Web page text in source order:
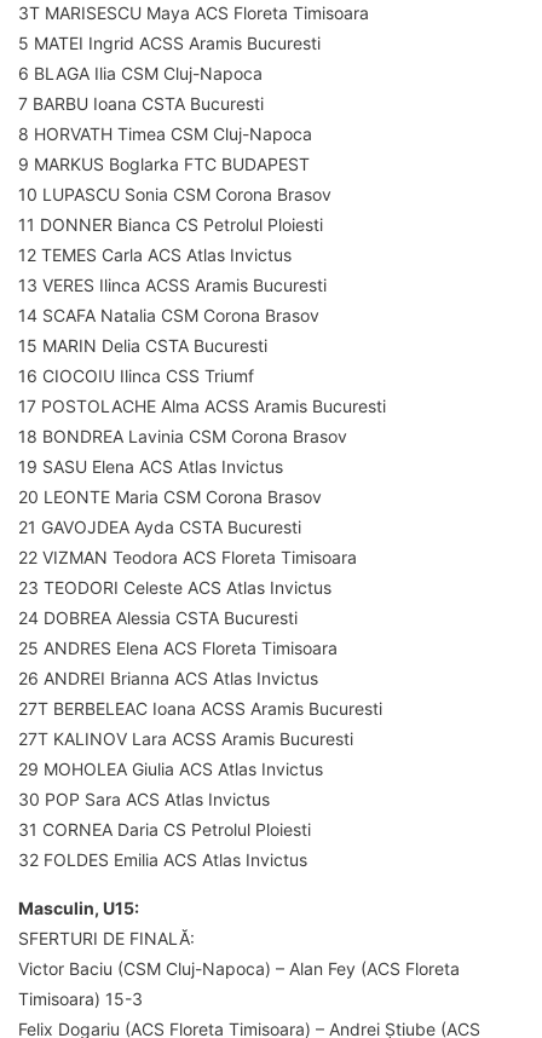
3T MARISESCU Maya ACS Floreta Timisoara
5 MATEI Ingrid ACSS Aramis Bucuresti
6 BLAGA Ilia CSM Cluj-Napoca
7 BARBU Ioana CSTA Bucuresti
8 HORVATH Timea CSM Cluj-Napoca
9 MARKUS Boglarka FTC BUDAPEST
10 LUPASCU Sonia CSM Corona Brasov
11 DONNER Bianca CS Petrolul Ploiesti
12 TEMES Carla ACS Atlas Invictus
13 VERES Ilinca ACSS Aramis Bucuresti
14 SCAFA Natalia CSM Corona Brasov
15 MARIN Delia CSTA Bucuresti
16 CIOCOIU Ilinca CSS Triumf
17 POSTOLACHE Alma ACSS Aramis Bucuresti
18 BONDREA Lavinia CSM Corona Brasov
19 SASU Elena ACS Atlas Invictus
20 LEONTE Maria CSM Corona Brasov
21 GAVOJDEA Ayda CSTA Bucuresti
22 VIZMAN Teodora ACS Floreta Timisoara
23 TEODORI Celeste ACS Atlas Invictus
24 DOBREA Alessia CSTA Bucuresti
25 ANDRES Elena ACS Floreta Timisoara
26 ANDREI Brianna ACS Atlas Invictus
27T BERBELEAC Ioana ACSS Aramis Bucuresti
27T KALINOV Lara ACSS Aramis Bucuresti
29 MOHOLEA Giulia ACS Atlas Invictus
30 POP Sara ACS Atlas Invictus
31 CORNEA Daria CS Petrolul Ploiesti
32 FOLDES Emilia ACS Atlas Invictus
Masculin, U15:
SFERTURI DE FINALĂ:
Victor Baciu (CSM Cluj-Napoca) – Alan Fey (ACS Floreta
Timisoara) 15-3
Felix Dogariu (ACS Floreta Timisoara) – Andrei Știube (ACS